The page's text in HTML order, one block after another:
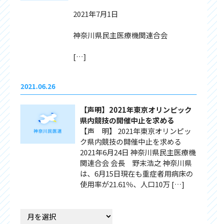
2021年7月1日
神奈川県民主医療機関連合会
[…]
2021.06.26
【声明】2021年東京オリンピック
県内競技の開催中止を求める
【声 明】 2021年東京オリンピッ
ク県内競技の開催中止を求める
2021年6月24日 神奈川県民主医療機
関連合会 会長 野末浩之 神奈川県
は、6月15日現在も重症者用病床の
使用率が21.61％、人口10万 […]